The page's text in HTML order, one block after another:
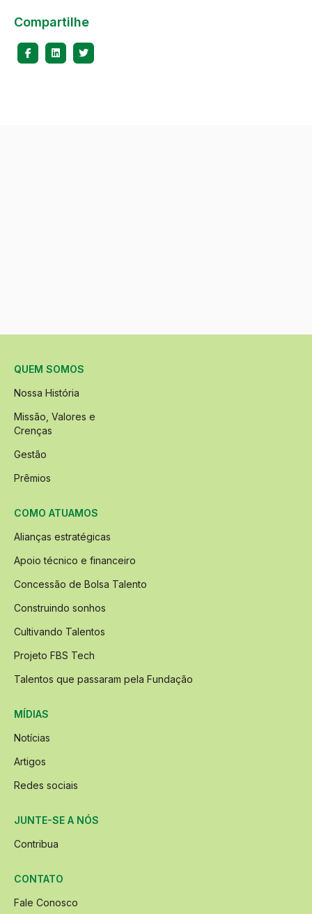
Compartilhe
QUEM SOMOS
Nossa História
Missão, Valores e
Crenças
Gestão
Prêmios
COMO ATUAMOS
Alianças estratégicas
Apoio técnico e financeiro
Concessão de Bolsa Talento
Construindo sonhos
Cultivando Talentos
Projeto FBS Tech
Talentos que passaram pela Fundação
MÍDIAS
Notícias
Artigos
Redes sociais
JUNTE-SE A NÓS
Contribua
CONTATO
Fale Conosco